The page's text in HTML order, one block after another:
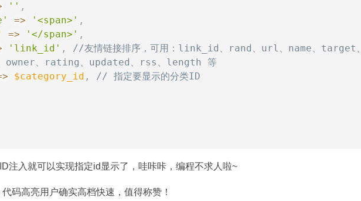
'' ,
=> '<span>' ,
=> '</span>' ,
'link_id' ,
//友情链接排序，可用：link_id、rand、url、name、target、
、rating、updated、rss、length 等
$category_id ,
// 指定要显示的分类ID
注入就可以实现指定id显示了，哇咔咔，编程不求人啦~
码高亮用户确实高档快速，值得称赞！